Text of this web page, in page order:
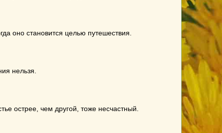
оно становится целью путешествия.
нельзя.
острее, чем другой, тоже несчастный.